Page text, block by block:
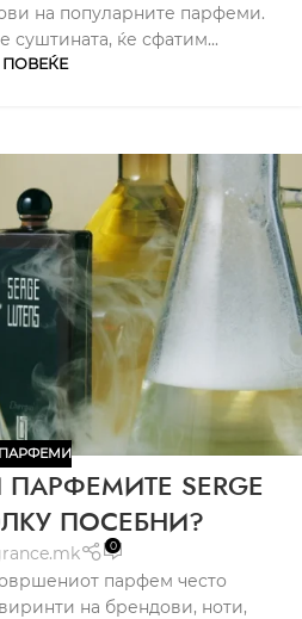
на популарните парфеми.
суштината, ќе сфатим...
ПОВЕЌЕ
ПАРФЕМИ
SERGE
ПОСЕБНИ?
0
парфем често
на брендови, ноти,